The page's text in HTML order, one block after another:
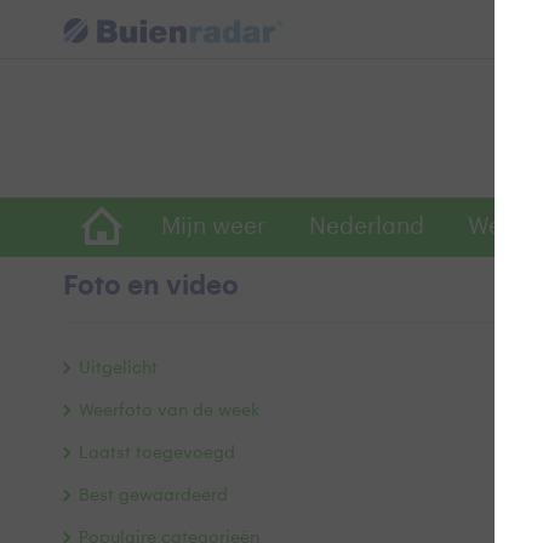
Mijn weer Nederland
Foto en video
Uitgelicht
Weerfoto van de week
Laatst toegevoegd
Best gewaardeerd
Populaire categorieën